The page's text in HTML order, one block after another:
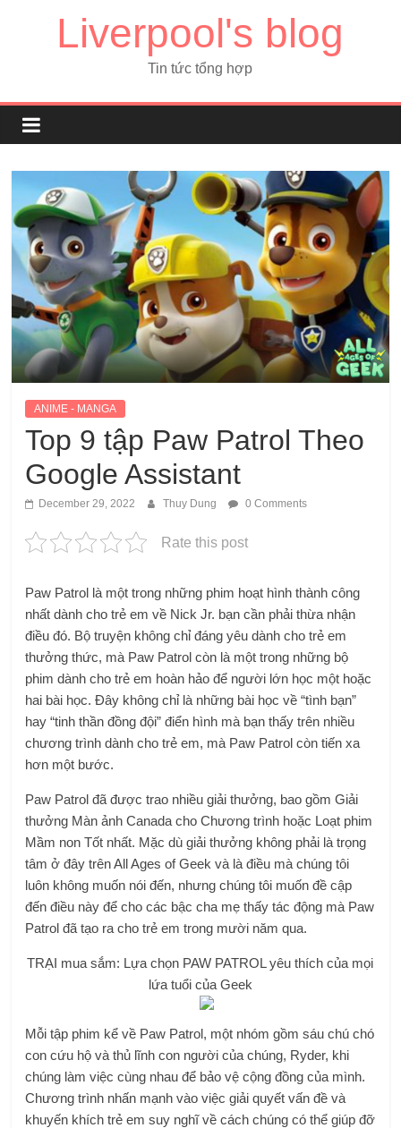
Liverpool's blog
Tin tức tổng hợp
ANIME - MANGA
Top 9 tập Paw Patrol Theo
Google Assistant
December 29, 2022 Thuy Dung 0 Comments
Rate this post
Paw Patrol là một trong những phim hoạt hình thành công
nhất dành cho trẻ em về Nick Jr. bạn cần phải thừa nhận
điều đó. Bộ truyện không chỉ đáng yêu dành cho trẻ em
thưởng thức, mà Paw Patrol còn là một trong những bộ
phim dành cho trẻ em hoàn hảo để người lớn học một hoặc
hai bài học. Đây không chỉ là những bài học về “tình bạn”
hay “tinh thần đồng đội” điển hình mà bạn thấy trên nhiều
chương trình dành cho trẻ em, mà Paw Patrol còn tiến xa
hơn một bước.
Paw Patrol đã được trao nhiều giải thưởng, bao gồm Giải
thưởng Màn ảnh Canada cho Chương trình hoặc Loạt phim
Mầm non Tốt nhất. Mặc dù giải thưởng không phải là trọng
tâm ở đây trên All Ages of Geek và là điều mà chúng tôi
luôn không muốn nói đến, nhưng chúng tôi muốn đề cập
đến điều này để cho các bậc cha mẹ thấy tác động mà Paw
Patrol đã tạo ra cho trẻ em trong mười năm qua.
TRẠI mua sắm: Lựa chọn PAW PATROL yêu thích của mọi
lứa tuổi của Geek
Mỗi tập phim kể về Paw Patrol, một nhóm gồm sáu chú chó
con cứu hộ và thủ lĩnh con người của chúng, Ryder, khi
chúng làm việc cùng nhau để bảo vệ cộng đồng của mình.
Chương trình nhấn mạnh vào việc giải quyết vấn đề và
khuyến khích trẻ em suy nghĩ về cách chúng có thể giúp đỡ